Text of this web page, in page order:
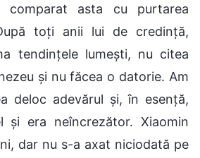
comparat asta cu purtarea
toți anii lui de credință,
tendințele lumești, nu citea
și nu făcea o datorie. Am
deloc adevărul și, în esență,
și era neîncrezător. Xiaomin
dar nu s-a axat niciodată pe